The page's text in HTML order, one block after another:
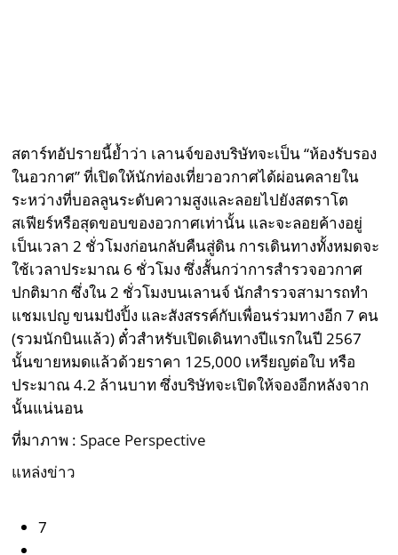
สตาร์ทอัปรายนี้ย้ำว่า เลานจ์ของบริษัทจะเป็น “ห้องรับรอง
ในอวกาศ” ที่เปิดให้นักท่องเที่ยวอวกาศได้ผ่อนคลายใน
ระหว่างที่บอลลูนระดับความสูงและลอยไปยังสตราโต
สเฟียร์หรือสุดขอบของอวกาศเท่านั้น และจะลอยค้างอยู่
เป็นเวลา 2 ชั่วโมงก่อนกลับคืนสู่ดิน การเดินทางทั้งหมดจะ
ใช้เวลาประมาณ 6 ชั่วโมง ซึ่งสั้นกว่าการสำรวจอวกาศ
ปกติมาก ซึ่งใน 2 ชั่วโมงบนเลานจ์ นักสำรวจสามารถทำ
แชมเปญ ขนมปังปิ้ง และสังสรรค์กับเพื่อนร่วมทางอีก 7 คน
(รวมนักบินแล้ว) ตั๋วสำหรับเปิดเดินทางปีแรกในปี 2567
นั้นขายหมดแล้วด้วยราคา 125,000 เหรียญต่อใบ หรือ
ประมาณ 4.2 ล้านบาท ซึ่งบริษัทจะเปิดให้จองอีกหลังจาก
นั้นแน่นอน
ที่มาภาพ :Space Perspective
แหล่งข่าว
7